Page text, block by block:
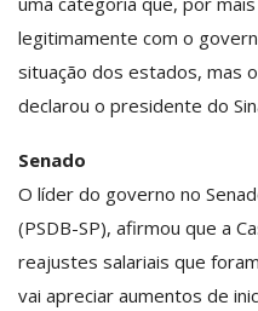
legitimamente com o
situação dos estados, mas
declarou o presidente do
Senado
O líder do governo no
(PSDB-SP), afirmou que a
reajustes salariais que
vai apreciar aumentos de